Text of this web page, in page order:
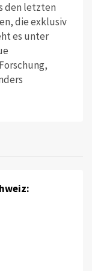
den letzten
die exklusiv
es unter